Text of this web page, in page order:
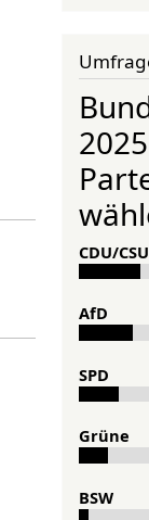
CDU/CSU
AfD
SPD
Grü­ne
BSW